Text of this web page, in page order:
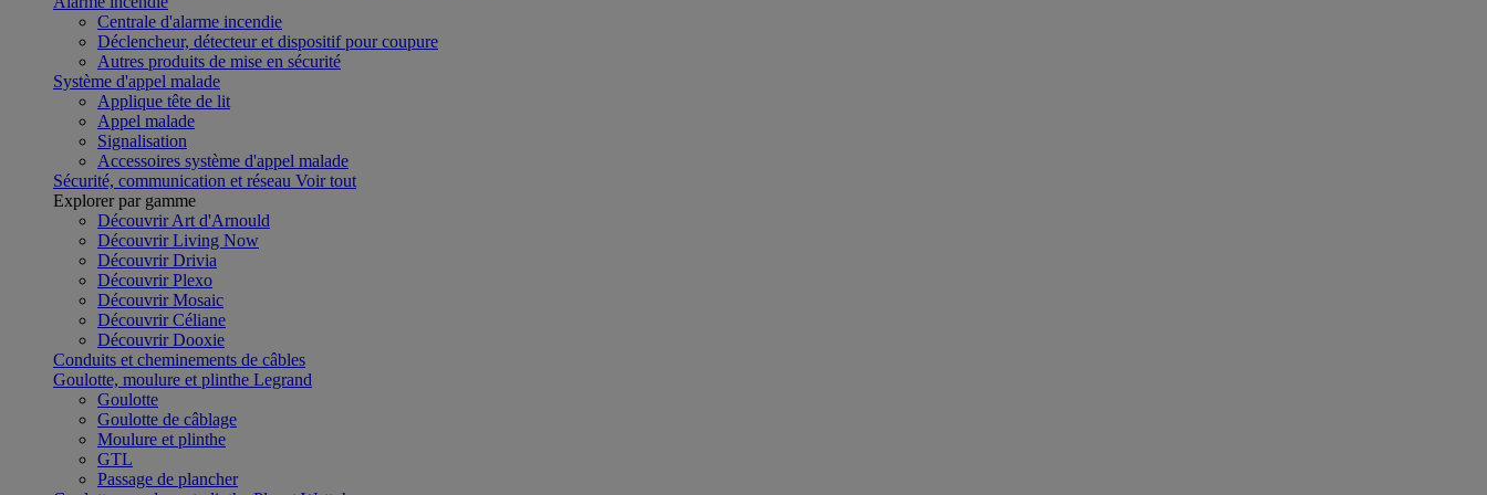
Centrale d'alarme incendie
Déclencheur, détecteur et dispositif pour coupure
Autres produits de mise en sécurité
Système d'appel malade
Applique tête de lit
Appel malade
Signalisation
Accessoires système d'appel malade
Sécurité, communication et réseau Voir tout
Explorer par gamme
Découvrir Art d'Arnould
Découvrir Living Now
Découvrir Drivia
Découvrir Plexo
Découvrir Mosaic
Découvrir Céliane
Découvrir Dooxie
Conduits et cheminements de câbles
Goulotte, moulure et plinthe Legrand
Goulotte
Goulotte de câblage
Moulure et plinthe
GTL
Passage de plancher